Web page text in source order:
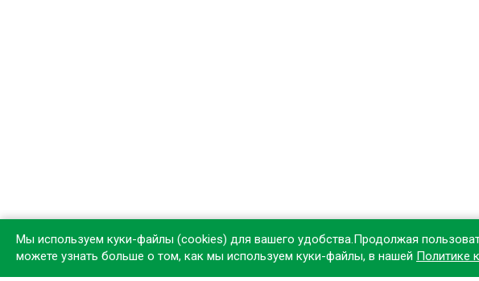
Установите наше
Мы используем куки-файлы (cookies) для вашего удобства.Продолжая
можете узнать больше о том, как мы используем куки-файлы, в нашей Политике